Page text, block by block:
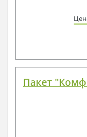
Пакет